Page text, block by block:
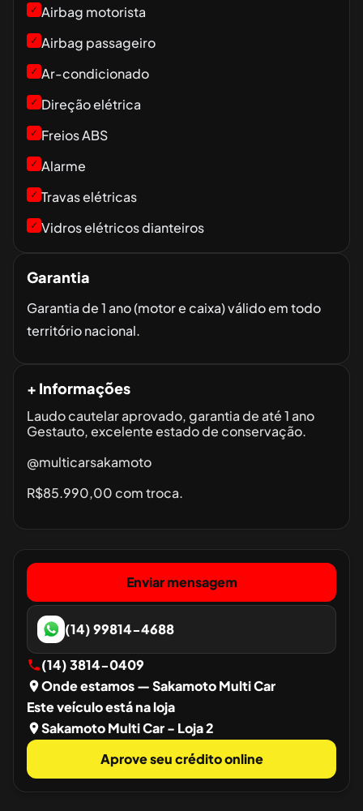
✓ Airbag motorista
✓ Airbag passageiro
✓ Ar-condicionado
✓ Direção elétrica
✓ Freios ABS
✓ Alarme
✓ Travas elétricas
✓ Vidros elétricos dianteiros
Garantia
Garantia de 1 ano (motor e caixa) válido em todo
território nacional.
+ Informações
Laudo cautelar aprovado, garantia de até 1 ano
Gestauto, excelente estado de conservação.
@multicarsakamoto
R$85.990,00 com troca.
Enviar mensagem
(14) 99814-4688
(14) 3814-0409
Onde estamos— Sakamoto Multi Car
Este veículo está na loja
Sakamoto Multi Car - Loja 2
Aprove seu crédito online